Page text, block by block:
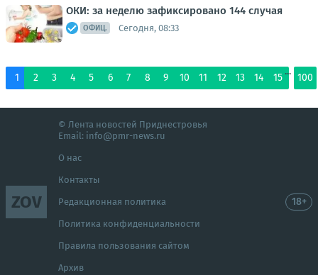
ОКИ: за неделю зафиксировано 144 случая
ОФИЦ. Сегодня, 08:33
1 2 3 4 5 6 7 8 9 10 11 12 13 14 15
...
100
ZOV
© Лента новостей Приднестровья
Email: info@pmr-news.ru
О нас
Контакты
Редакционная политика
Политика конфиденциальности
Правила пользования сайтом
Архив
18+